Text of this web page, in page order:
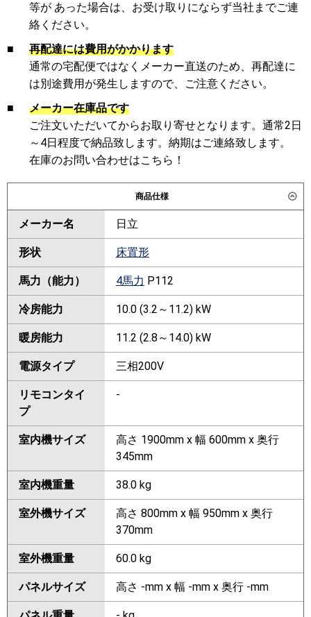
等が あった場合は、お受け取りにならず当社までご連
絡ください。
■
再配達には費用がかかります
通常の宅配便ではなくメーカー直送のため、再配達に
は別途費用が発生しますので、ご注意ください。
■
メーカー在庫品です
ご注文いただいてからお取り寄せとなります。通常2日
～4日程度で納品致します。納期はご連絡致します。
在庫のお問い合わせはこちら！
商品仕様
メーカー名 日立
形状 床置形
馬力（能力） 4馬力 P112
冷房能力 10.0 (3.2～11.2) kW
暖房能力 11.2 (2.8～14.0) kW
電源タイプ 三相200V
リモコンタイ
プ
-
室内機サイズ
高さ 1900mm x 幅 600mm x 奥行
345mm
室内機重量 38.0 kg
室外機サイズ
高さ 800mm x 幅 950mm x 奥行
370mm
室外機重量 60.0 kg
パネルサイズ 高さ -mm x 幅 -mm x 奥行 -mm